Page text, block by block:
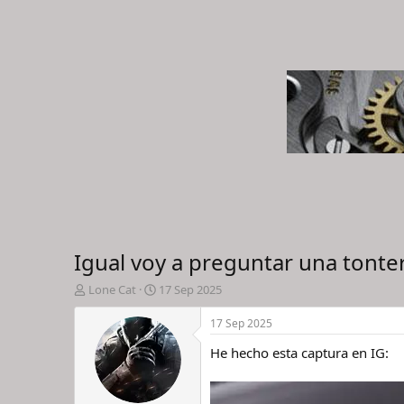
Igual voy a preguntar una
I
n
Lone Cat
F
e
c
h
a
d
e
17 Sep 2025
17 Sep 2025
He hecho esta captura en IG: